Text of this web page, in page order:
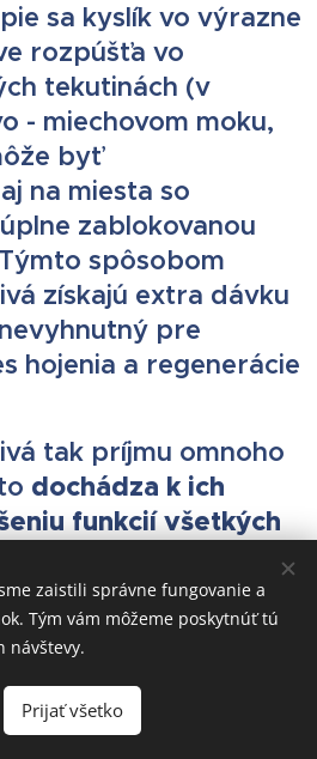
sa kyslík vo výrazne
rozpúšťa vo
tekutinách (v
- miechovom moku,
byť
na miesta so
zablokovanou
spôsobom
získajú extra dávku
pre
hojenia a regenerácie
tak príjmu omnoho
dochádza k ich
funkcií všetkých
s HBOT jezlepšenie
zdravotného stavu
neinvazívny a
liečby, obnovy a
zaistili správne fungovanie a
Tým vám môžeme poskytnúť tú
návštevy.
Prijať všetko